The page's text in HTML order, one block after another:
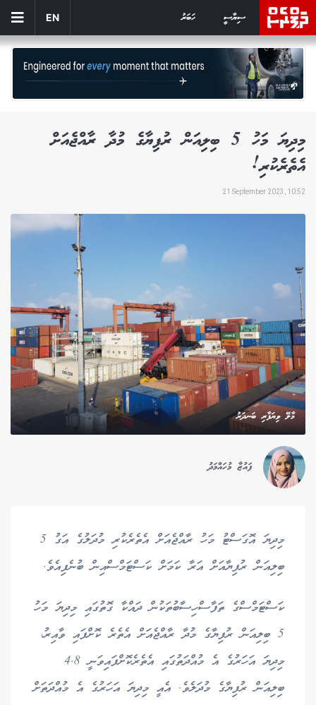
ސިޔާސީ ހަބަރު EN
މިދިޔަ މަހު 5 ބިލިއަން ރުފިޔާގެ މުދާ ރާއްޖެއަށް
އެތެރެކުރި!
21 September 2023, 10:52
މާލޭ ވިޔަފާރި ބަނދަރު
ފައުޒާ މުހައްމަދު
މިދިޔަ އޮގަސްޓު މަހު ރާއްޖެއަށް އެތެރެކުރި މުދަލުގެ އަގު 5
ބިލިއަން ރުފިޔާއަށް އަރާ ކަމަށް ކަސްޓަމްސްއިން ބުނެފިއެވެ.
ކަސްޓަމްސްގެ ތަފާސްހިސާބުތަކުން ދައްކާ ގޮތުގައި މިދިޔަ މަހު
5 ބިލިއަން ރުފިޔާގެ މުދާ ރާއްޖެއަށް އެތެރެ ކޮށްފައި ވާއިރު،
މިދިޔަ އަހަރުގެ އެ މުއްދަތުގައި އެތެރެކޮށްފައިވަނީ 4.8
ބިލިއަން ރުފިޔާގެ މުދަލެވެ. އެއީ މިދިޔަ އަހަރުގެ އެ މުއްދަތަށް